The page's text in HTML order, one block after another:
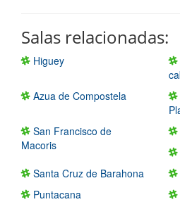
Salas relacionadas:
Higuey
Azua de Compostela
San Francisco de
Macoris
Santa Cruz de Barahona
Puntacana